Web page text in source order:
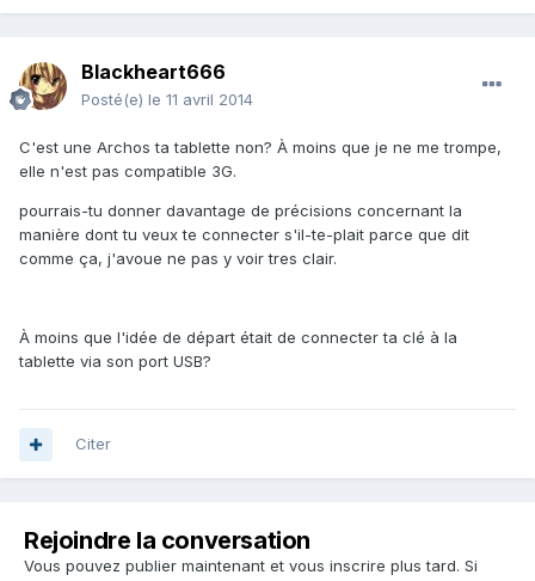
Blackheart666
Posté(e) le 11 avril 2014
C'est une Archos ta tablette non? À moins que je ne me trompe,
elle n'est pas compatible 3G.
pourrais-tu donner davantage de précisions concernant la
manière dont tu veux te connecter s'il-te-plait parce que dit
comme ça, j'avoue ne pas y voir tres clair.
À moins que l'idée de départ était de connecter ta clé à la
tablette via son port USB?
Citer
Rejoindre la conversation
Vous pouvez publier maintenant et vous inscrire plus tard. Si